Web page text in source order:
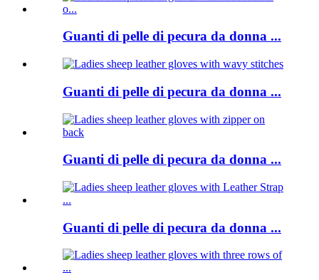
Guanti di pelle di pecura da donna ...
Guanti di pelle di pecura da donna ...
Guanti di pelle di pecura da donna ...
Guanti di pelle di pecura da donna ...